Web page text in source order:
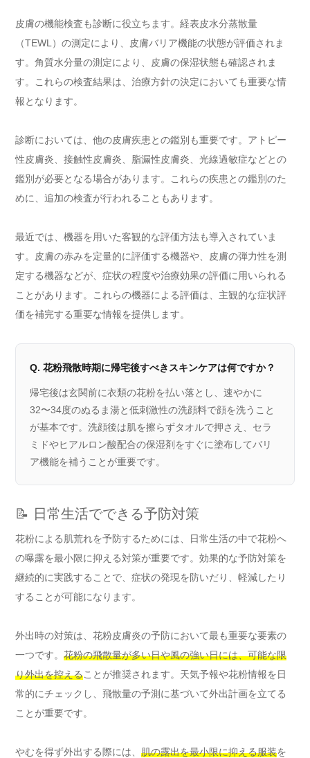
皮膚の機能検査も診断に役立ちます。経表皮水分蒸散量
（TEWL）の測定により、皮膚バリア機能の状態が評価されま
す。角質水分量の測定により、皮膚の保湿状態も確認されま
す。これらの検査結果は、治療方針の決定においても重要な情
報となります。
診断においては、他の皮膚疾患との鑑別も重要です。アトピー
性皮膚炎、接触性皮膚炎、脂漏性皮膚炎、光線過敏症などとの
鑑別が必要となる場合があります。これらの疾患との鑑別のた
めに、追加の検査が行われることもあります。
最近では、機器を用いた客観的な評価方法も導入されていま
す。皮膚の赤みを定量的に評価する機器や、皮膚の弾力性を測
定する機器などが、症状の程度や治療効果の評価に用いられる
ことがあります。これらの機器による評価は、主観的な症状評
価を補完する重要な情報を提供します。
Q. 花粉飛散時期に帰宅後すべきスキンケアは何ですか？
帰宅後は玄関前に衣類の花粉を払い落とし、速やかに
32〜34度のぬるま湯と低刺激性の洗顔料で顔を洗うこと
が基本です。洗顔後は肌を擦らずタオルで押さえ、セラ
ミドやヒアルロン酸配合の保湿剤をすぐに塗布してバリ
ア機能を補うことが重要です。
📝 日常生活でできる予防対策
花粉による肌荒れを予防するためには、日常生活の中で花粉へ
の曝露を最小限に抑える対策が重要です。効果的な予防対策を
継続的に実践することで、症状の発現を防いだり、軽減したり
することが可能になります。
外出時の対策は、花粉皮膚炎の予防において最も重要な要素の
一つです。 花粉の飛散量が多い日や風の強い日には、可能な限
り外出を控えることが推奨されます。天気予報や花粉情報を日
常的にチェックし、飛散量の予測に基づいて外出計画を立てる
ことが重要です。
やむを得ず外出する際には、 肌の露出を最小限に抑える服装を